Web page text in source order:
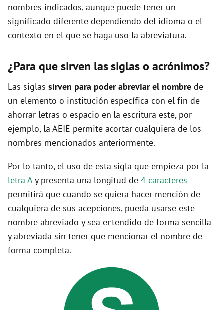
nombres indicados, aunque puede tener un
significado diferente dependiendo del idioma o el
contexto en el que se haga uso la abreviatura.
¿Para que sirven las siglas o acrónimos?
Las siglas sirven para poder abreviar el nombre de
un elemento o institución específica con el fin de
ahorrar letras o espacio en la escritura este, por
ejemplo, la AEIE permite acortar cualquiera de los
nombres mencionados anteriormente.
Por lo tanto, el uso de esta sigla que empieza por la
letra Ay presenta una longitud de 4 caracteres
permitirá que cuando se quiera hacer mención de
cualquiera de sus acepciones, pueda usarse este
nombre abreviado y sea entendido de forma sencilla
y abreviada sin tener que mencionar el nombre de
forma completa.